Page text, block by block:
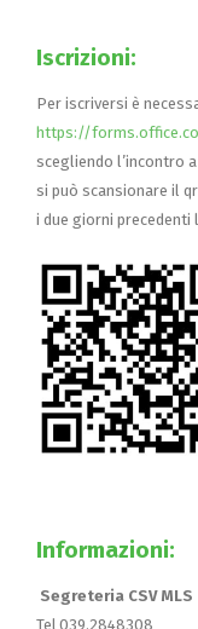
Iscrizioni:
Per iscriversi è
https://
scegliendo l’incontro
si può scansionare il
i due giorni precedenti
Informazioni:
Segreteria CSV MLS
Tel 039.2848308